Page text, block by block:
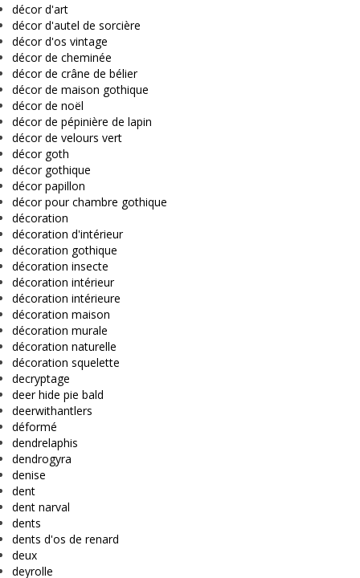
décor d'art
décor d'autel de sorcière
décor d'os vintage
décor de cheminée
décor de crâne de bélier
décor de maison gothique
décor de noël
décor de pépinière de lapin
décor de velours vert
décor goth
décor gothique
décor papillon
décor pour chambre gothique
décoration
décoration d'intérieur
décoration gothique
décoration insecte
décoration intérieur
décoration intérieure
décoration maison
décoration murale
décoration naturelle
décoration squelette
decryptage
deer hide pie bald
deerwithantlers
déformé
dendrelaphis
dendrogyra
denise
dent
dent narval
dents
dents d'os de renard
deux
deyrolle